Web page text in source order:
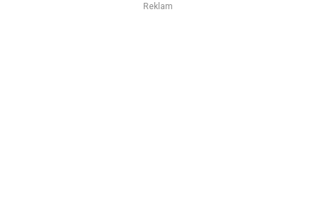
Reklam